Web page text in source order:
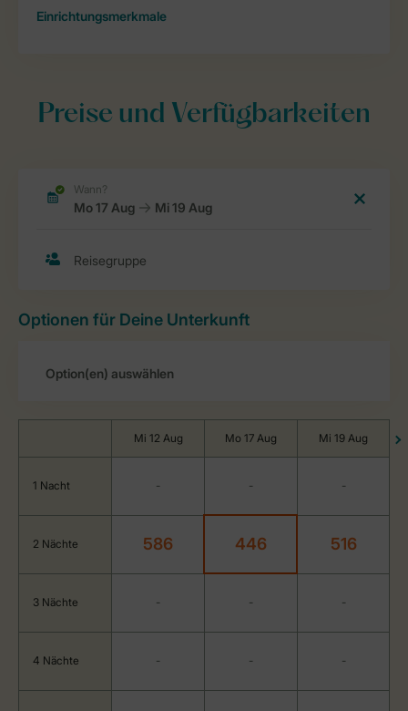
Einrichtungsmerkmale
Preise und Verfügbarkeiten
Optionen für Deine Unterkunft
Mi 12 Aug Mo 17 Aug Mi 19 Aug
1 Nacht - - -
2 Nächte 586 446 516
3 Nächte - - -
4 Nächte - - -